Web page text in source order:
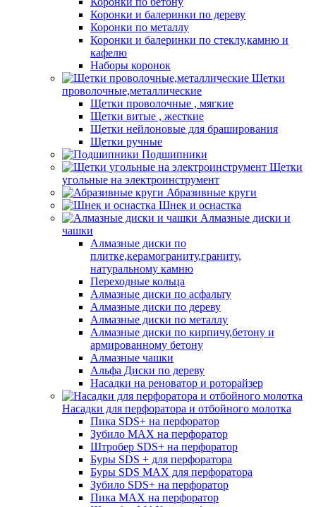
Коронки и балеринки по дереву
Коронки по металлу
Коронки и балеринки по стеклу,камню и
кафелю
Наборы коронок
Щетки
проволочные,металлические
Щетки проволочные , мягкие
Щетки витые , жесткие
Щетки нейлоновые для браширования
Щетки ручные
Подшипники
Щетки
угольные на электроинструмент
Абразивные круги
Шнек и оснастка
Алмазные диски и
чашки
Алмазные диски по
плитке,керамограниту,граниту,
натуральному камню
Переходные кольца
Алмазные диски по асфальту
Алмазные диски по дереву
Алмазные диски по металлу
Алмазные диски по кирпичу,бетону и
армированному бетону
Алмазные чашки
Альфа Диски по дереву
Насадки на реноватор и роторайзер
Насадки для перфоратора и отбойного молотка
Пика SDS+ на перфоратор
Зубило MAX на перфоратор
Штробер SDS+ на перфоратор
Буры SDS + для перфоратора
Буры SDS MAX для перфоратора
Зубило SDS+ на перфоратор
Пика MAX на перфоратор